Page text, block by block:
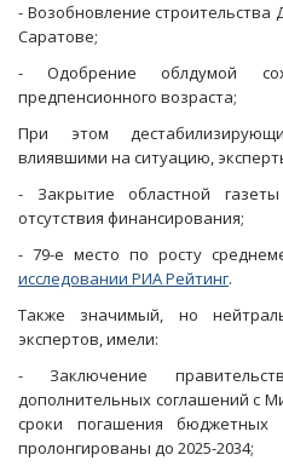
- Возобновление
Саратове;
- Одобрение облдумой
предпенсионного возраста;
При этом
влиявшими на ситуацию,
- Закрытие областной
отсутствия финансирования;
- 79-е место по росту
исследовании РИА Рейтинг.
Также значимый, но
экспертов, имели:
- Заключение
дополнительных соглашений с
сроки погашения бюджетных
пролонгированы до 2025-2034;